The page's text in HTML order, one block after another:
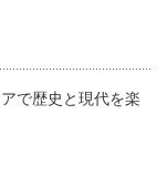
で歴史と現代を楽